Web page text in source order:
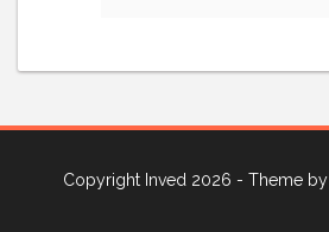
Copyright Inved 2026 - Theme by